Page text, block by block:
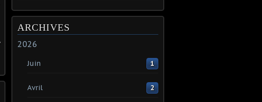
ARCHIVES
2026
Juin 1
Avril 2